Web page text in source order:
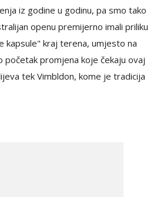
iz godine u godinu, pa smo tako
openu premijerno imali priliku
kapsule" kraj terena, umjesto na
početak promjena koje čekaju ovaj
tek Vimbldon, kome je tradicija